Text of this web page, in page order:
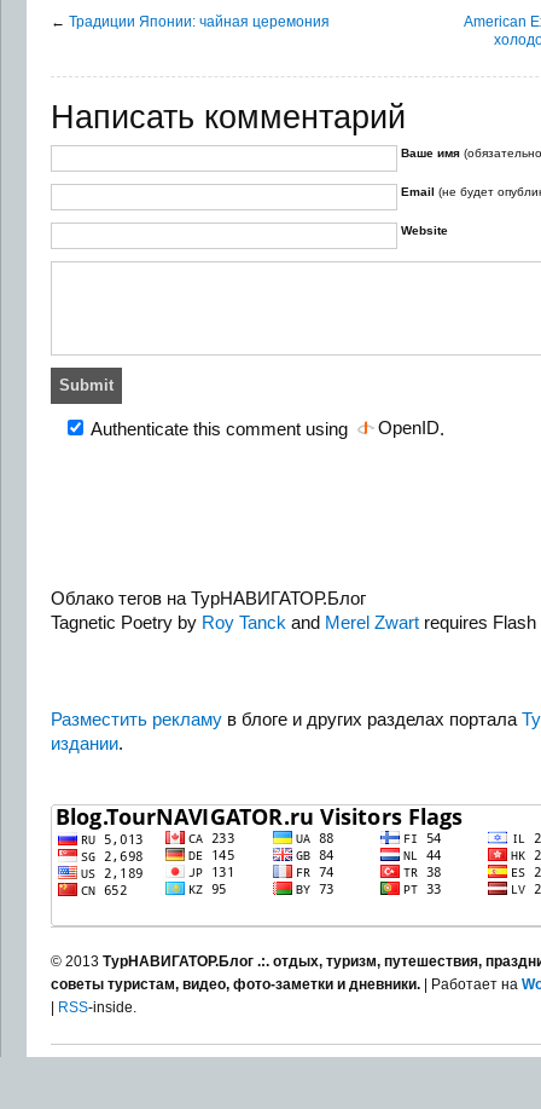
← Традиции Японии: чайная церемония
American
Написать комментарий
Ваше имя
Email (не будет
Website
Authenticate this comment using OpenID.
Облако тегов на ТурНАВИГАТОР.Блог
Tagnetic Poetry by Roy Tanck and Merel Zwartrequires Flash
Разместить рекламув блоге и других разделах портала
издании.
© 2013 ТурНАВИГАТОР.Блог .:. отдых, туризм, путешествия,
советы туристам, видео, фото-заметки и дневники.| Работает на
RSS-inside.